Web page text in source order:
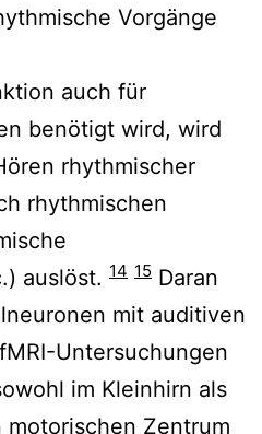
Vorgänge
auch für
benötigt wird, wird
rhythmischer
rhythmischen
auslöst. 14 15 Daran
mit auditiven
Untersuchungen
im Kleinhirn als
Zentrum